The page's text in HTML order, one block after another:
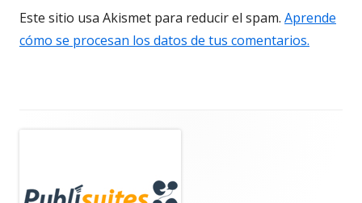
Este sitio usa Akismet para reducir el spam. Aprende
cómo se procesan los datos de tus comentarios.
lateral